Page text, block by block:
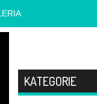
KATEGORIE